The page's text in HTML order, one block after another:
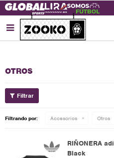

OTROS
Filtrando por: Accesorios Otros
RIÑONERA
Black